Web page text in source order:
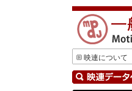
映連について